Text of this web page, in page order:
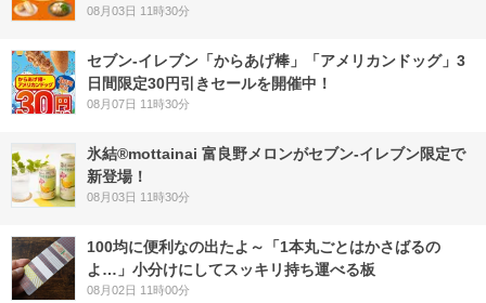
08月03日 11時30分
セブン‐イレブン「からあげ棒」「アメリカンドッグ」3
日間限定30円引きセールを開催中！
08月07日 11時30分
氷結®mottainai 富良野メロンがセブン‐イレブン限定で
新登場！
08月03日 11時30分
100均に便利なの出たよ～「1本丸ごとはかさばるの
よ…」小分けにしてスッキリ持ち運べる板
08月02日 11時00分